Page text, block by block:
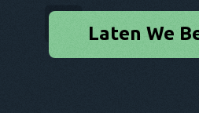
Laten We